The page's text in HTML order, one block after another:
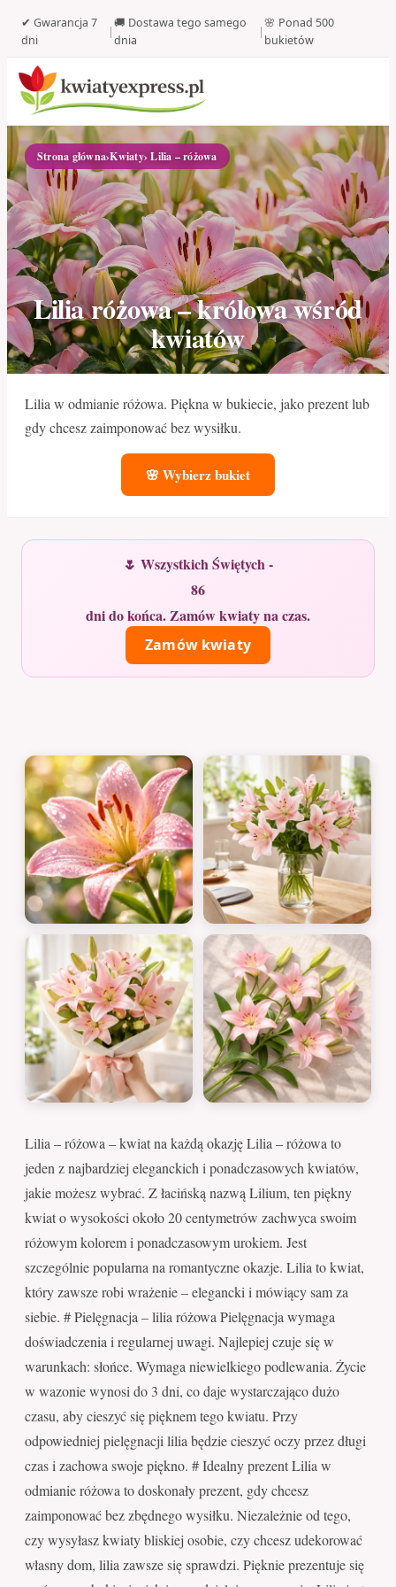
✔ Gwarancja 7
dni
|
🚚 Dostawa tego samego
dnia
|
🌸 Ponad 500
bukietów
Strona główna›Kwiaty› Lilia – różowa
Lilia różowa – królowa wśród
kwiatów
Lilia w odmianie różowa. Piękna w bukiecie, jako prezent lub
gdy chcesz zaimponować bez wysiłku.
🌸 Wybierz bukiet
🌷 Wszystkich Świętych -
86
dni do końca. Zamów kwiaty na czas.
Zamów kwiaty
Lilia – różowa – kwiat na każdą okazję Lilia – różowa to
jeden z najbardziej eleganckich i ponadczasowych kwiatów,
jakie możesz wybrać. Z łacińską nazwą Lilium, ten piękny
kwiat o wysokości około 20 centymetrów zachwyca swoim
różowym kolorem i ponadczasowym urokiem. Jest
szczególnie popularna na romantyczne okazje. Lilia to kwiat,
który zawsze robi wrażenie – elegancki i mówiący sam za
siebie. # Pielęgnacja – lilia różowa Pielęgnacja wymaga
doświadczenia i regularnej uwagi. Najlepiej czuje się w
warunkach: słońce. Wymaga niewielkiego podlewania. Życie
w wazonie wynosi do 3 dni, co daje wystarczająco dużo
czasu, aby cieszyć się pięknem tego kwiatu. Przy
odpowiedniej pielęgnacji lilia będzie cieszyć oczy przez długi
czas i zachowa swoje piękno. # Idealny prezent Lilia w
odmianie różowa to doskonały prezent, gdy chcesz
zaimponować bez zbędnego wysiłku. Niezależnie od tego,
czy wysyłasz kwiaty bliskiej osobie, czy chcesz udekorować
własny dom, lilia zawsze się sprawdzi. Pięknie prezentuje się